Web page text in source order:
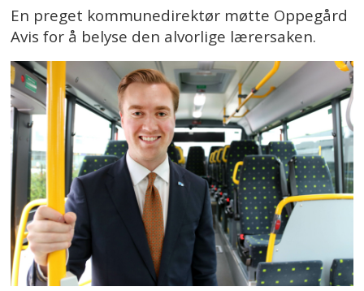
En preget kommunedirektør møtte Oppegård
Avis for å belyse den alvorlige lærersaken.